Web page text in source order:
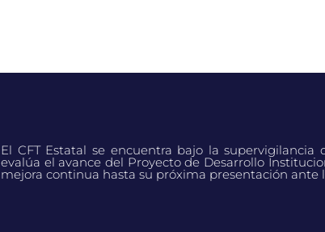
El CFT Estatal se encuentra bajo la
evalúa el avance del Proyecto de Desarrollo
mejora continua hasta su próxima presentación ante